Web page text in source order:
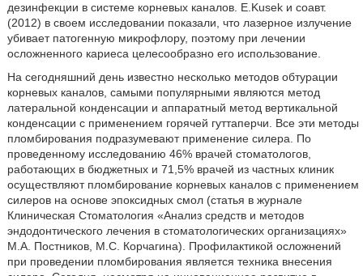
дезинфекции в системе корневых каналов. E.Kusek и соавт.
(2012) в своем исследовании показали, что лазерное излучение
убивает патогенную микрофлору, поэтому при лечении
осложненного кариеса целесообразно его использование.
На сегодняшний день известно несколько методов обтурации
корневых каналов, самыми популярными являются метод
латеральной конденсации и аппаратный метод вертикальной
конденсации с применением горячей гуттаперчи. Все эти методы
пломбирования подразумевают применение силера. По
проведенному исследованию 46% врачей стоматологов,
работающих в бюджетных и 71,5% врачей из частных клиник
осуществляют пломбирование корневых каналов с применением
силеров на основе эпоксидных смол (статья в журнале
Клиническая Стоматология «Анализ средств и методов
эндодонтического лечения в стоматологических организациях»
М.А. Постников, М.С. Корчагина). Профилактикой осложнений
при проведении пломбирования является техника внесения